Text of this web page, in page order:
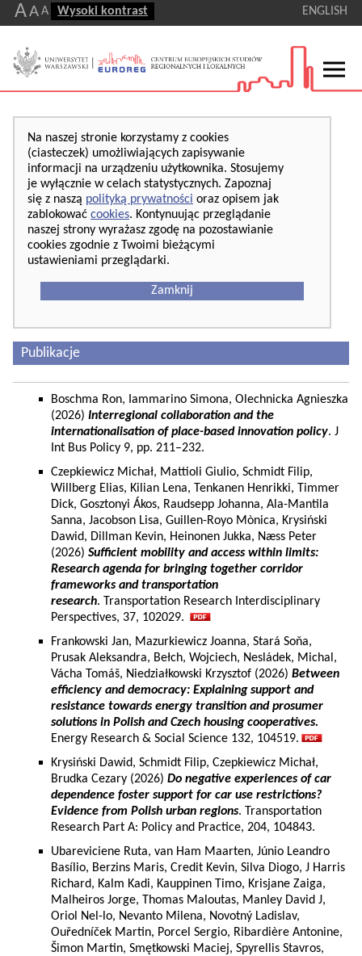
AA A Wysoki kontrast ENGLISH
Na naszej stronie korzystamy z cookies
(ciasteczek) umożliwiających zapisywanie
informacji na urządzeniu użytkownika. Stosujemy
je wyłącznie w celach statystycznych. Zapoznaj
się z naszą polityką prywatności oraz opisem jak
zablokować cookies. Kontynuując przeglądanie
naszej strony wyrażasz zgodę na pozostawianie
cookies zgodnie z Twoimi bieżącymi
ustawieniami przeglądarki.
Zamknij
Publikacje
Boschma Ron, Iammarino Simona, Olechnicka Agnieszka
(2026) Interregional collaboration and the
internationalisation of place-based innovation policy. J
Int Bus Policy 9, pp. 211–232.
Czepkiewicz Michał, Mattioli Giulio, Schmidt Filip,
Willberg Elias, Kilian Lena, Tenkanen Henrikki, Timmer
Dick, Gosztonyi Ákos, Raudsepp Johanna, Ala-Mantila
Sanna, Jacobson Lisa, Guillen-Royo Mònica, Krysiński
Dawid, Dillman Kevin, Heinonen Jukka, Næss Peter
(2026) Sufficient mobility and access within limits:
Research agenda for bringing together corridor
frameworks and transportation
research. Transportation Research Interdisciplinary
Perspectives, 37, 102029.
Frankowski Jan, Mazurkiewicz Joanna, Stará Soňa,
Prusak Aleksandra, Bełch, Wojciech, Nesládek, Michal,
Vácha Tomáš, Niedziałkowski Krzysztof (2026) Between
efficiency and democracy: Explaining support and
resistance towards energy transition and prosumer
solutions in Polish and Czech housing cooperatives.
Energy Research & Social Science 132, 104519.
Krysiński Dawid, Schmidt Filip, Czepkiewicz Michał,
Brudka Cezary (2026) Do negative experiences of car
dependence foster support for car use restrictions?
Evidence from Polish urban regions. Transportation
Research Part A: Policy and Practice, 204, 104843.
Ubareviciene Ruta, van Ham Maarten, Júnio Leandro
Basílio, Berzins Maris, Credit Kevin, Silva Diogo, J Harris
Richard, Kalm Kadi, Kauppinen Timo, Krisjane Zaiga,
Malheiros Jorge, Thomas Maloutas, Manley David J,
Oriol Nel-lo, Nevanto Milena, Novotný Ladislav,
Ouředníček Martin, Porcel Sergio, Ribardière Antonine,
Šimon Martin, Smętkowski Maciej, Spyrellis Stavros,